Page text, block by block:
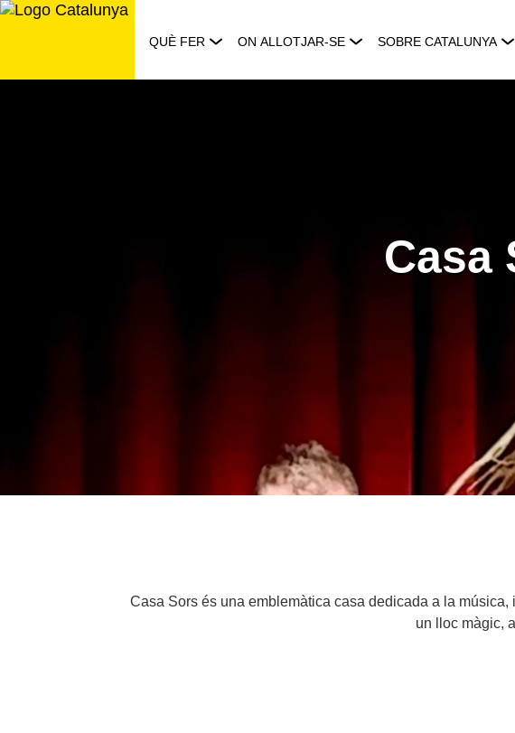
Saltar
QUÈ FER ON ALLOTJAR-SE SOBRE CATALUNYA
Casa
Casa Sors és una emblemàtica casa dedicada a la
un lloc màgic,